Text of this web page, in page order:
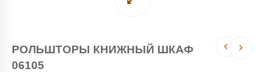
РОЛЬШТОРЫ КНИЖНЫЙ ШКАФ
06105